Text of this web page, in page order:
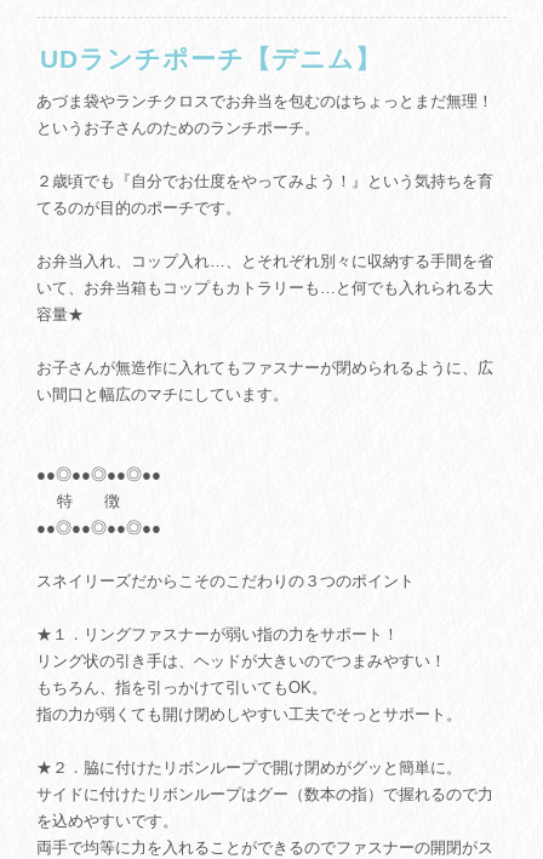
UDランチポーチ【デニム】
あづま袋やランチクロスでお弁当を包むのはちょっとまだ無理！
というお子さんのためのランチポーチ。
２歳頃でも『自分でお仕度をやってみよう！』という気持ちを育
てるのが目的のポーチです。
お弁当入れ、コップ入れ…、とそれぞれ別々に収納する手間を省
いて、お弁当箱もコップもカトラリーも…と何でも入れられる大
容量★
お子さんが無造作に入れてもファスナーが閉められるように、広
い間口と幅広のマチにしています。
●●◎●●◎●●◎●●
特 徴
●●◎●●◎●●◎●●
スネイリーズだからこそのこだわりの３つのポイント
★１．リングファスナーが弱い指の力をサポート！
リング状の引き手は、ヘッドが大きいのでつまみやすい！
もちろん、指を引っかけて引いてもOK。
指の力が弱くても開け閉めしやすい工夫でそっとサポート。
★２．脇に付けたリボンループで開け閉めがグッと簡単に。
サイドに付けたリボンループはグー（数本の指）で握れるので力
を込めやすいです。
両手で均等に力を入れることができるのでファスナーの開閉がス